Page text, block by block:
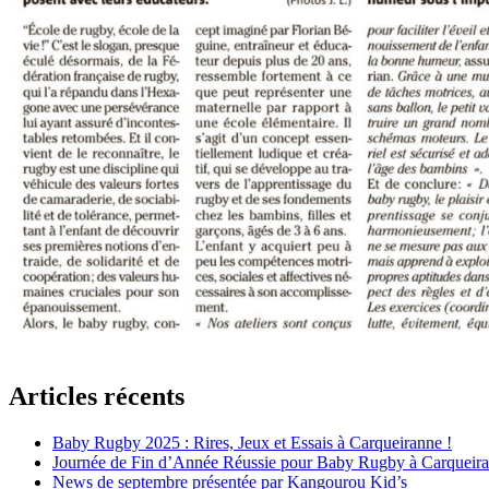
Articles récents
Baby Rugby 2025 : Rires, Jeux et Essais à Carqueiranne !
Journée de Fin d’Année Réussie pour Baby Rugby à
News de septembre présentée par Kangourou Kid’s